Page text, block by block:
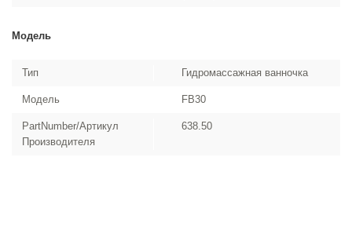
Модель
Тип Гидромассажная ванночка
Модель FB30
PartNumber/Артикул
Производителя
638.50